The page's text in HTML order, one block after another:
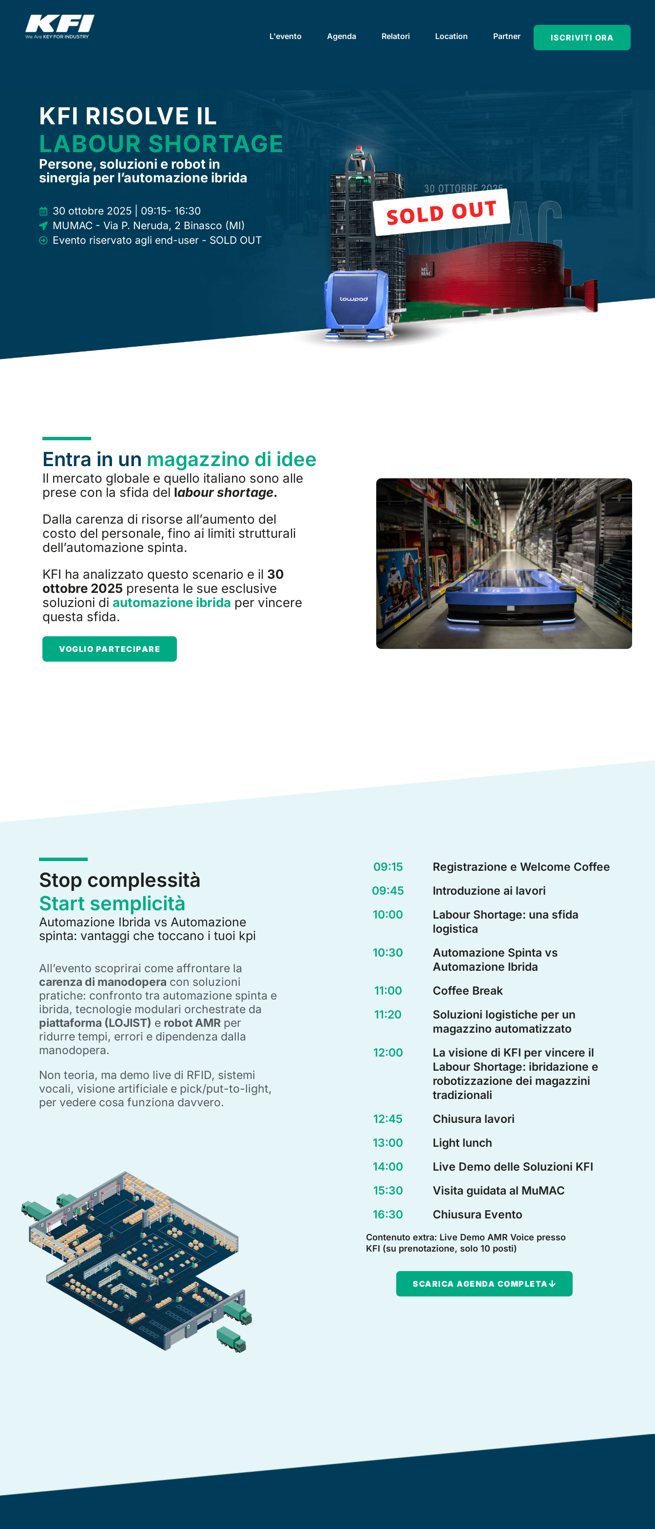
contenuto
KFI RISOLVE IL
LABOUR SHORTAGE
Persone, soluzioni e robot in
sinergia per l’automazione ibrida
30 ottobre 2025 | 09:15- 16:30
MUMAC - Via P. Neruda, 2 Binasco (MI)
Evento riservato agli end-user - SOLD OUT
L'evento Agenda Relatori Location Partner ISCRIVITI ORA
Entra in un magazzino di idee
Il mercato globale e quello italiano sono alle
prese con la sfida del labour shortage.
Dalla carenza di risorse all’aumento del
costo del personale, fino ai limiti strutturali
dell’automazione spinta.
KFI ha analizzato questo scenario e il 30
ottobre 2025 presenta le sue esclusive
soluzioni di automazione ibrida per vincere
questa sfida.
VOGLIO PARTECIPARE
Stop complessità
Start semplicità
Automazione Ibrida vs Automazione
spinta: vantaggi che toccano i tuoi kpi
All’evento scoprirai come affrontare la
carenza di manodopera con soluzioni
pratiche: confronto tra automazione spinta e
ibrida, tecnologie modulari orchestrate da
piattaforma (LOJIST) e robot AMR per
ridurre tempi, errori e dipendenza dalla
manodopera.
Non teoria, ma demo live di RFID, sistemi
vocali, visione artificiale e pick/put-to-light,
per vedere cosa funziona davvero.
09:15
Registrazione e Welcome Coffee
09:45
Introduzione ai lavori
10:00
Labour Shortage: una sfida
logistica
10:30
Automazione Spinta vs
Automazione Ibrida
11:00
Coffee Break
11:20
Soluzioni logistiche per un
magazzino automatizzato
12:00
La visione di KFI per vincere il
Labour Shortage: ibridazione e
robotizzazione dei magazzini
tradizionali
12:45
Chiusura lavori
13:00
Light lunch
14:00
Live Demo delle Soluzioni KFI
15:30
Visita guidata al MuMAC
16:30
Chiusura Evento
Contenuto extra: Live Demo AMR Voice presso
KFI (su prenotazione, solo 10 posti)
SCARICA AGENDA COMPLETA